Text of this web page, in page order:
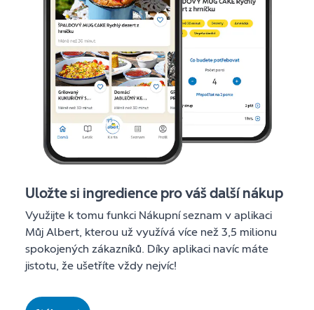
Uložte si ingredience pro váš další nákup
Využijte k tomu funkci Nákupní seznam v aplikaci
Můj Albert, kterou už využívá více než 3,5 milionu
spokojených zákazníků. Díky aplikaci navíc máte
jistotu, že ušetříte vždy nejvíc!